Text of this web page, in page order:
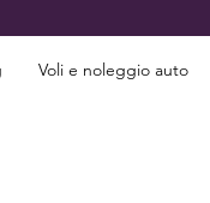
Voli e noleggio auto